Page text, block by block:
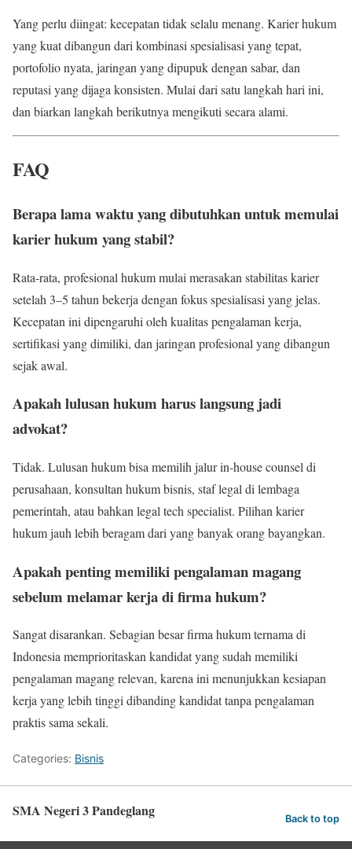
Yang perlu diingat: kecepatan tidak selalu menang. Karier hukum
yang kuat dibangun dari kombinasi spesialisasi yang tepat,
portofolio nyata, jaringan yang dipupuk dengan sabar, dan
reputasi yang dijaga konsisten. Mulai dari satu langkah hari ini,
dan biarkan langkah berikutnya mengikuti secara alami.
FAQ
Berapa lama waktu yang dibutuhkan untuk memulai
karier hukum yang stabil?
Rata-rata, profesional hukum mulai merasakan stabilitas karier
setelah 3–5 tahun bekerja dengan fokus spesialisasi yang jelas.
Kecepatan ini dipengaruhi oleh kualitas pengalaman kerja,
sertifikasi yang dimiliki, dan jaringan profesional yang dibangun
sejak awal.
Apakah lulusan hukum harus langsung jadi
advokat?
Tidak. Lulusan hukum bisa memilih jalur in-house counsel di
perusahaan, konsultan hukum bisnis, staf legal di lembaga
pemerintah, atau bahkan legal tech specialist. Pilihan karier
hukum jauh lebih beragam dari yang banyak orang bayangkan.
Apakah penting memiliki pengalaman magang
sebelum melamar kerja di firma hukum?
Sangat disarankan. Sebagian besar firma hukum ternama di
Indonesia memprioritaskan kandidat yang sudah memiliki
pengalaman magang relevan, karena ini menunjukkan kesiapan
kerja yang lebih tinggi dibanding kandidat tanpa pengalaman
praktis sama sekali.
Categories: Bisnis
SMA Negeri 3 Pandeglang Back to top